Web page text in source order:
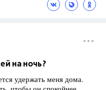
на ночь?
удержать меня дома.